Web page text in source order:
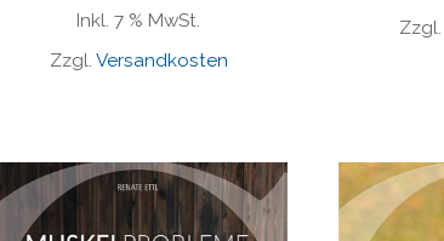
Inkl. 7 % MwSt.
Zzgl. Versandkosten
Zzgl.